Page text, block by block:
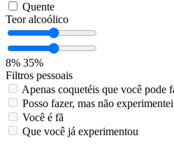
Quente
Teor alcoólico
8% 35%
Filtros pessoais
Apenas coquetéis que você pode
Posso fazer, mas não experimentei
Você é fã
Que você já experimentou